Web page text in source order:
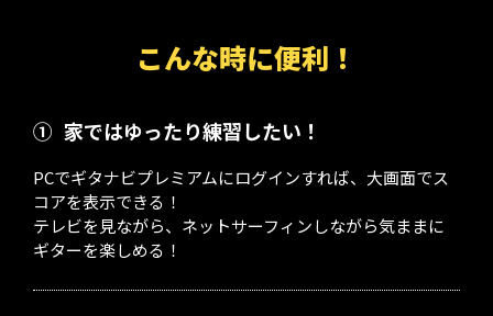
こんな時に便利！
① 家ではゆったり練習したい！
PCでギタナビプレミアムにログインすれば、大画面でス
コアを表示できる！
テレビを見ながら、ネットサーフィンしながら気ままに
ギターを楽しめる！